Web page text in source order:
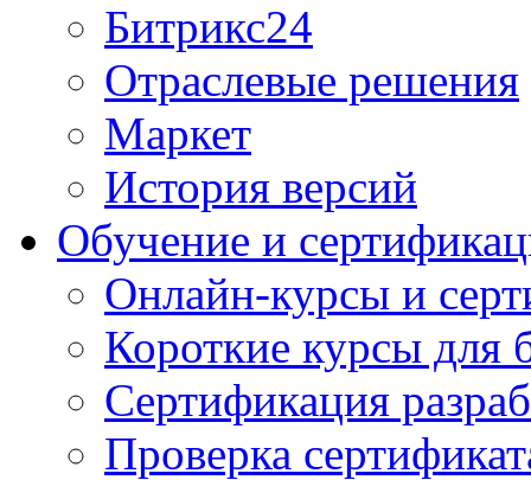
Битрикс24
Отраслевые решения
Маркет
История версий
Обучение и
Онлайн-курсы и
Короткие курсы для
Сертификация
Проверка